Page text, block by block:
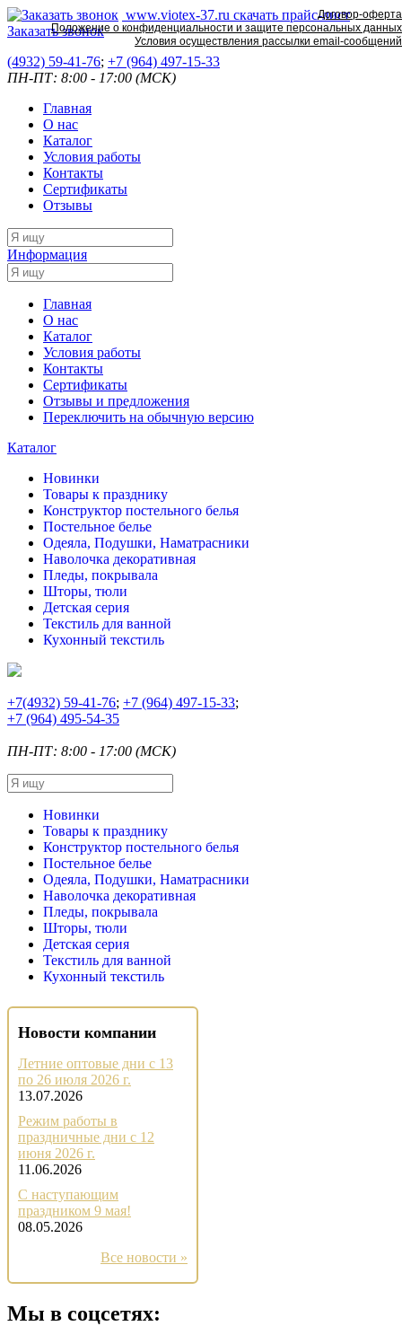
www.viotex-37.ru скачать прайс-лист
Заказать звонок
(4932) 59-41-76; +7 (964) 497-15-33
ПН-ПТ: 8:00 - 17:00 (МСК)
Главная
О нас
Каталог
Условия работы
Контакты
Сертификаты
Отзывы
Информация
Главная
О нас
Каталог
Условия работы
Контакты
Сертификаты
Отзывы и предложения
Переключить на обычную версию
Каталог
Новинки
Товары к празднику
Конструктор постельного белья
Постельное белье
Одеяла, Подушки, Наматрасники
Наволочка декоративная
Пледы, покрывала
Шторы, тюли
Детская серия
Текстиль для ванной
Кухонный текстиль
+7(4932) 59-41-76; +7 (964) 497-15-33;
+7 (964) 495-54-35
ПН-ПТ: 8:00 - 17:00 (МСК)
Новинки
Товары к празднику
Конструктор постельного белья
Постельное белье
Одеяла, Подушки, Наматрасники
Наволочка декоративная
Пледы, покрывала
Шторы, тюли
Детская серия
Текстиль для ванной
Кухонный текстиль
Новости компании
Летние оптовые дни с 13
по 26 июля 2026 г.
13.07.2026
Режим работы в
праздничные дни с 12
июня 2026 г.
11.06.2026
С наступающим
праздником 9 мая!
08.05.2026
Все новости »
Мы в соцсетях:
Договор-оферта
Положение о конфиденциальности и защите персональных данных
Условия осуществления рассылки email-сообщений